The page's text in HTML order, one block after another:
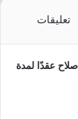
تعليقات
عقدًا لمدة